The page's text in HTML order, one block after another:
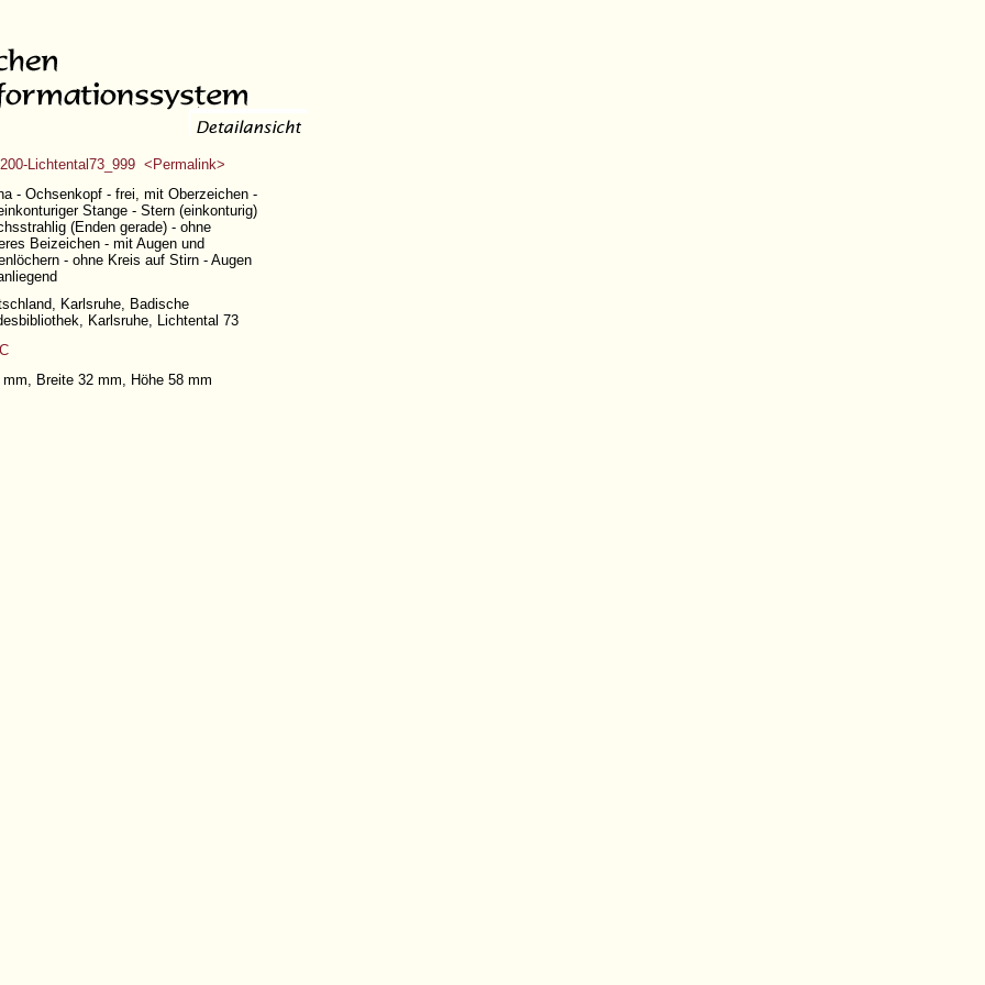
Lichtental73_999 <Permalink>
- Ochsenkopf - frei, mit Oberzeichen -
Stange - Stern (einkonturig)
(Enden gerade) - ohne
Beizeichen - mit Augen und
- ohne Kreis auf Stirn - Augen
Karlsruhe, Badische
Karlsruhe, Lichtental 73
mm, Breite 32 mm, Höhe 58 mm